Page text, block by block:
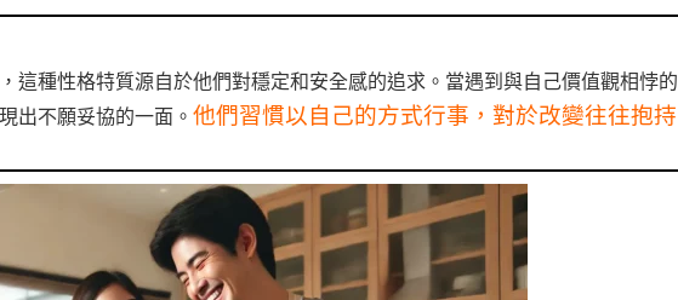
這種性格特質源自於他們對穩定和安全感的追求。當遇到與自己價值觀相悖的
出不願妥協的一面。 他們習慣以自己的方式行事，對於改變往往抱持